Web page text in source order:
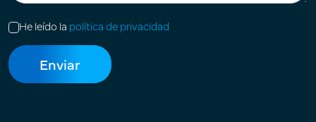
He leído la política de privacidad